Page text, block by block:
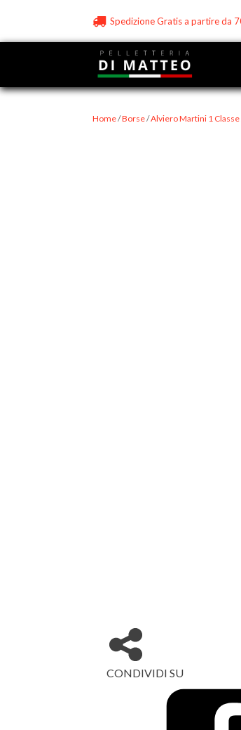
Spedizione Gratis a partire da
Home/Borse/Alviero Martini 1 Classe
CONDIVIDI SU